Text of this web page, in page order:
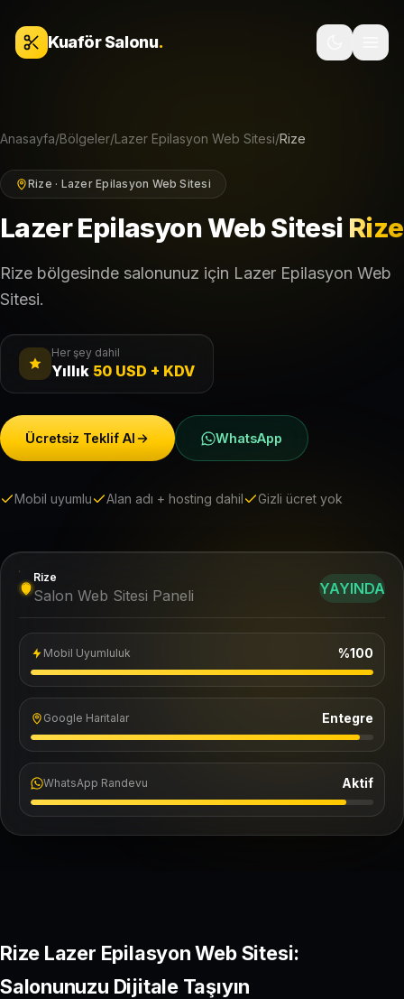
Kuaför Salonu.
Anasayfa/Bölgeler/Lazer Epilasyon Web Sitesi/Rize
Rize · Lazer Epilasyon Web Sitesi
Lazer Epilasyon Web Sitesi Rize
Rize bölgesinde salonunuz için Lazer Epilasyon Web
Sitesi.
Her şey dahil
Yıllık 50 USD + KDV
Ücretsiz Teklif Al WhatsApp
Mobil uyumlu Alan adı + hosting dahil Gizli ücret yok
Rize
Salon Web Sitesi Paneli YAYINDA
Mobil Uyumluluk %100
Google Haritalar Entegre
WhatsApp Randevu Aktif
Rize Lazer Epilasyon Web Sitesi:
Salonunuzu Dijitale Taşıyın